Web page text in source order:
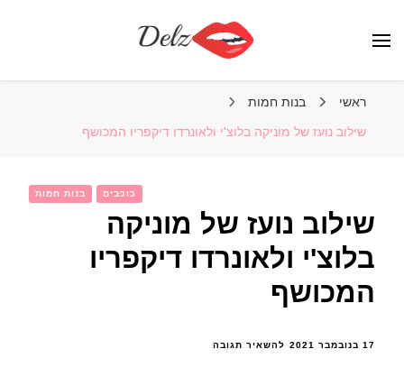
ראשי בנות חמות
שילוב נועז של מוניקה בלוצ'י ולאונרדו דיקפריו המכושף
בנות חמות כוכבים
שילוב נועז של מוניקה
בלוצ'י ולאונרדו דיקפריו
המכושף
17 בנובמבר 2021 להשאיר תגובהבנושא